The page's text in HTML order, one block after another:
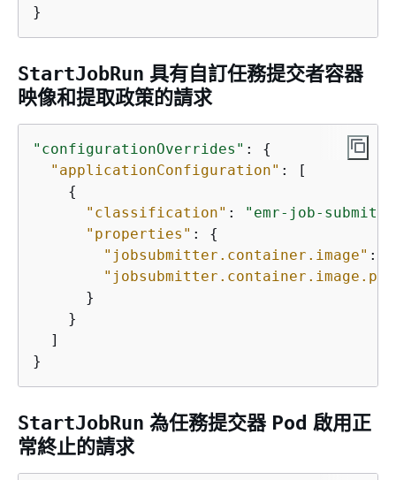
}
StartJobRun 具有自訂任務提交者容器
映像和提取政策的請求
"configurationOverrides" : {
"applicationConfiguration" : [
{
"classification" :
"emr-job-
"properties" : {
"jobsubmitter.container.image" :
      }
    }
  ]
}
StartJobRun 為任務提交器 Pod 啟用正
常終止的請求